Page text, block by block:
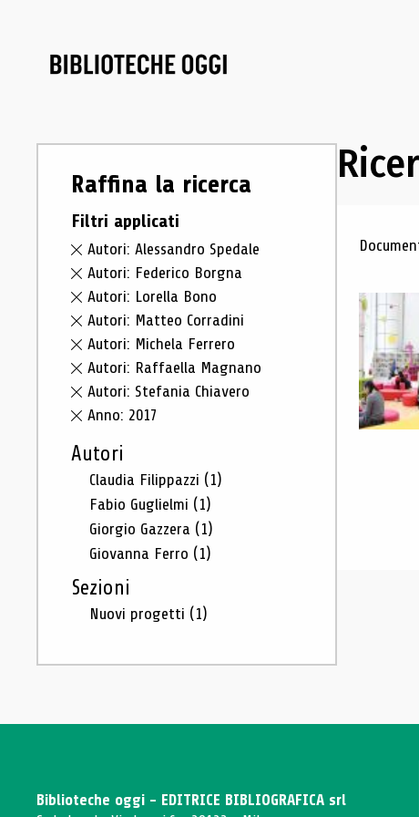
Raffina la ricerca
Filtri applicati
Autori: Alessandro Spedale
Autori: Federico Borgna
Autori: Lorella Bono
Autori: Matteo Corradini
Autori: Michela Ferrero
Autori: Raffaella Magnano
Autori: Stefania Chiavero
Anno: 2017
Autori
Claudia Filippazzi (1)
Fabio Guglielmi (1)
Giorgio Gazzera (1)
Giovanna Ferro (1)
Sezioni
Nuovi progetti (1)
Biblioteche oggi - EDITRICE BIBLIOGRAFICA srl